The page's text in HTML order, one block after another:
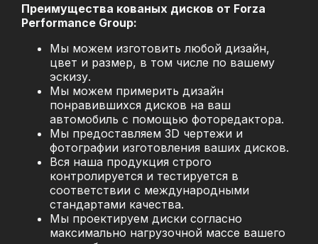
Преимущества кованых дисков от Forza
Performance Group:
Мы можем изготовить любой дизайн,
цвет и размер, в том числе по вашему
эскизу.
Мы можем примерить дизайн
понравившихся дисков на ваш
автомобиль с помощью фоторедактора.
Мы предоставляем 3D чертежи и
фотографии изготовления ваших дисков.
Вся наша продукция строго
контролируется и тестируется в
соответствии с международными
стандартами качества.
Мы проектируем диски согласно
максимально нагрузочной массе вашего